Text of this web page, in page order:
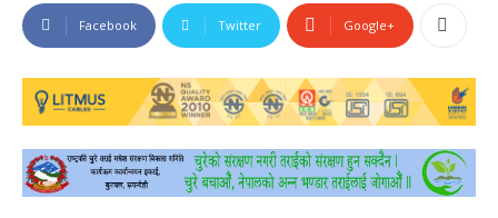
Facebook Twitter Google+